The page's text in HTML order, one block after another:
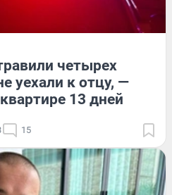
четырех
уехали к отцу, —
13 дней
15